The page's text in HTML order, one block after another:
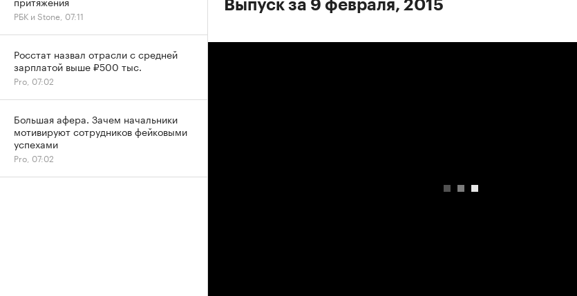
Выпуск за 9 февраля, 2015
РБК и Stone, 07:11
Росстат назвал отрасли с средней
зарплатой выше ₽500 тыс.
Pro, 07:02
Большая афера. Зачем начальники
мотивируют сотрудников фейковыми
успехами
Pro, 07:02